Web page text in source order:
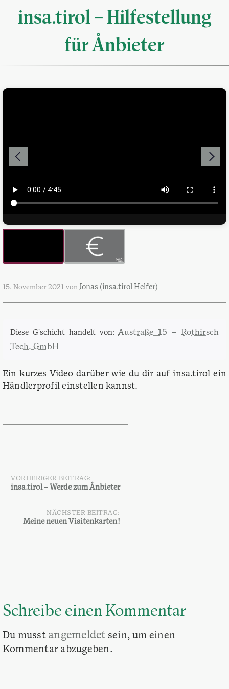
insa.tirol – Hilfestellung
für Ånbieter
15. November 2021 von Jonas (insa.tirol Helfer)
Diese G'schicht handelt von:Austraße 15 – Rothirsch
Tech. GmbH
Ein kurzes Video darüber wie du dir auf insa.tirol ein
Händlerprofil einstellen kannst.
Beitragsnavigation
VORHERIGER BEITRAG:
insa.tirol – Werde zum Ånbieter
NÄCHSTER BEITRAG:
Meine neuen Visitenkarten!
Schreibe einen Kommentar
Du musst angemeldet sein, um einen
Kommentar abzugeben.